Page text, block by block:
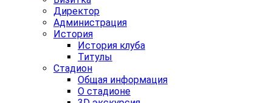
Директор
Администрация
История
История клуба
Титулы
Стадион
Общая информация
О стадионе